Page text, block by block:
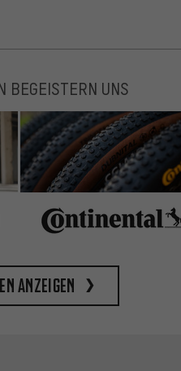
BEGEISTERN UNS
anzeigen